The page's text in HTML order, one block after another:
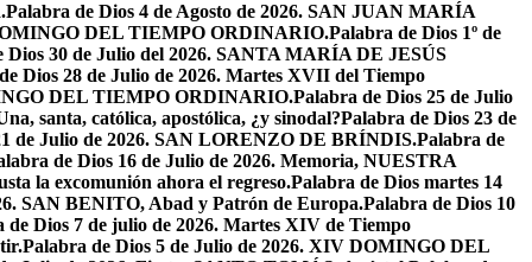
Palabra de Dios 4 de Agosto de 2026. SAN JUAN MARÍA
DEL TIEMPO ORDINARIO.Palabra de Dios 1º de
Dios 30 de Julio del 2026. SANTA MARÍA DE JESÚS
Dios 28 de Julio de 2026. Martes XVII del Tiempo
DEL TIEMPO ORDINARIO.Palabra de Dios 25 de Julio
santa, católica, apostólica, ¿y sinodal?Palabra de Dios 23 de
de Julio de 2026. SAN LORENZO DE BRÍNDIS.Palabra de
de Dios 16 de Julio de 2026. Memoria, NUESTRA
la excomunión ahora el regreso.Palabra de Dios martes 14
SAN BENITO, Abad y Patrón de Europa.Palabra de Dios 10
de Dios 7 de julio de 2026. Martes XIV de Tiempo
Palabra de Dios 5 de Julio de 2026. XIV DOMINGO DEL